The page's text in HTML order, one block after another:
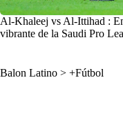
Al-Khaleej vs Al-Ittihad :
vibrante de la Saudi Pro
Balon Latino > +Fútbol